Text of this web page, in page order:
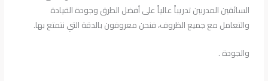
السائقين المدربين تدريباً عالياً على أفضل الطرق وجودة القيادة
والتعامل مع جميع الظروف، فنحن معروفون بالدقة التي نتمتع بها.
والجودة .